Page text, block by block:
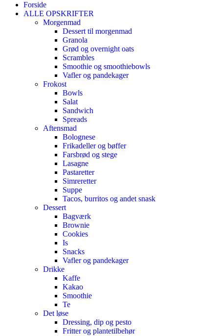
Forside
ALLE OPSKRIFTER
Morgenmad
Dessert til morgenmad
Granola
Grød og overnight oats
Scrambles
Smoothie og smoothiebowls
Vafler og pandekager
Frokost
Bowls
Salat
Sandwich
Spreads
Aftensmad
Bolognese
Frikadeller og bøffer
Farsbrød og stege
Lasagne
Pastaretter
Simreretter
Suppe
Tacos, burritos og andet snask
Dessert
Bagværk
Brownie
Cookies
Is
Snacks
Vafler og pandekager
Drikke
Kaffe
Kakao
Smoothie
Te
Det løse
Dressing, dip og pesto
Fritter og plantetilbehør